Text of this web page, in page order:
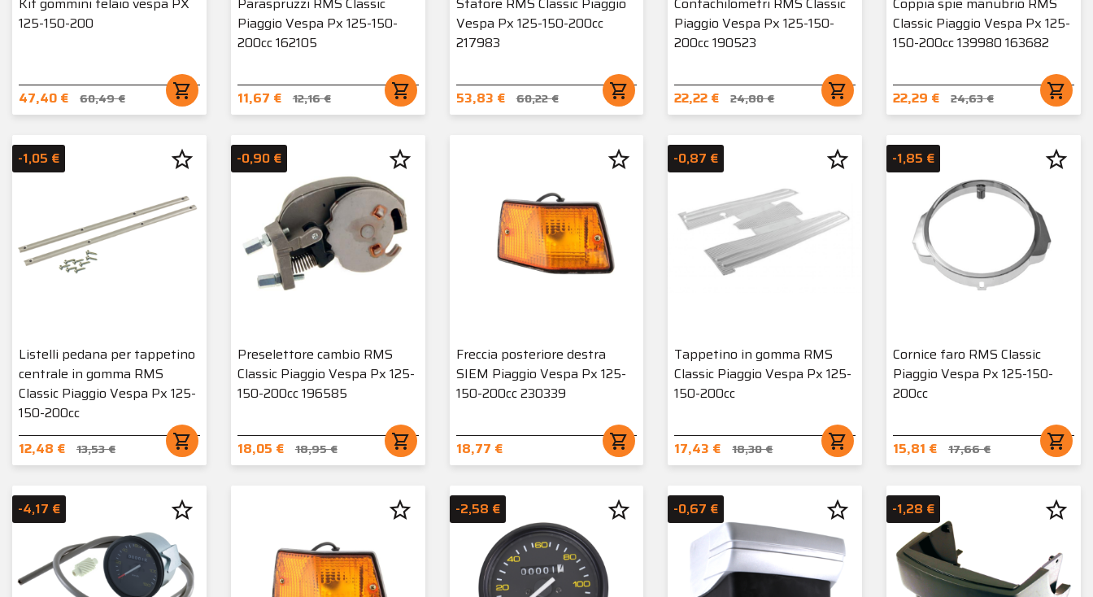
125-150-200
47,40 € 60,49 € shopping_cart
Piaggio Vespa Px 125-150-
200cc 162105
11,67 € 12,16 € shopping_cart
Vespa Px 125-150-200cc
217983
53,83 € 60,22 € shopping_cart
Piaggio Vespa Px 125-150-
200cc 190523
22,22 € 24,80 € shopping_cart
Classic Piaggio Vespa Px 125-
150-200cc 139980 163682
22,29 € 24,63 € shopping_cart
Listelli pedana per tappetino
centrale in gomma RMS
Classic Piaggio Vespa Px 125-
150-200cc
12,48 €
13,53 € shopping_cart
-1,05 € star_border
Preselettore cambio RMS
Classic Piaggio Vespa Px 125-
150-200cc 196585
18,05 € 18,95 € shopping_cart
-0,90 € star_border
Freccia posteriore destra
SIEM Piaggio Vespa Px 125-
150-200cc 230339
18,77 € shopping_cart
star_border
Tappetino in gomma RMS
Classic Piaggio Vespa Px 125-
150-200cc
17,43 € 18,30 € shopping_cart
-0,87 € star_border
Cornice faro RMS Classic
Piaggio Vespa Px 125-150-
200cc
15,81 € 17,66 € shopping_cart
-1,85 € star_border
-4,17 € star_border star_border -2,58 € star_border -0,67 € star_border -1,28 € star_border